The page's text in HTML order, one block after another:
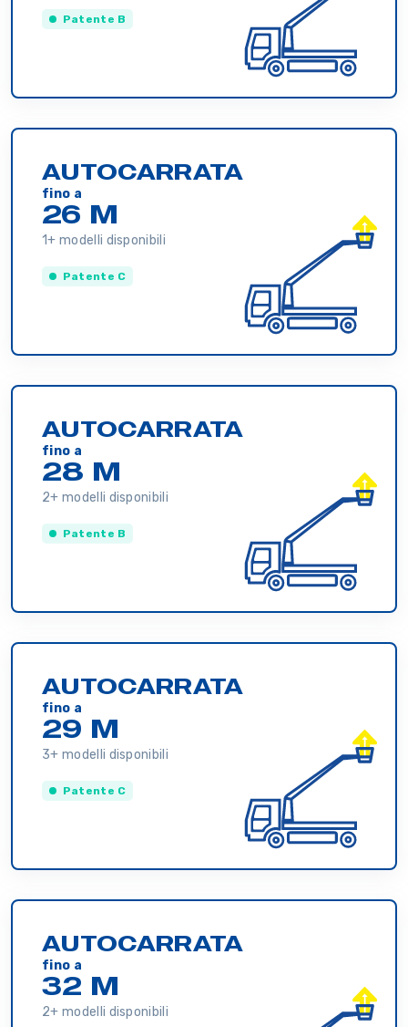
Patente B
AUTOCARRATA
fino a
26 M
1+ modelli disponibili
Patente C
AUTOCARRATA
fino a
28 M
2+ modelli disponibili
Patente B
AUTOCARRATA
fino a
29 M
3+ modelli disponibili
Patente C
AUTOCARRATA
fino a
32 M
2+ modelli disponibili